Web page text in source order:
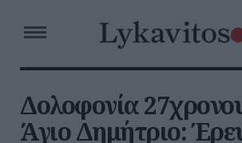
Δολοφονία
Άγιο Δημήτριο: